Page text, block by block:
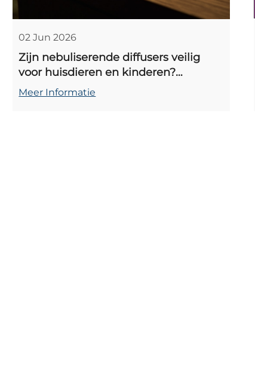
02 Jun 2026
Zijn nebuliserende diffusers veilig
voor huisdieren en kinderen?
Deskundige tips en de beste veilige
Meer Informatie